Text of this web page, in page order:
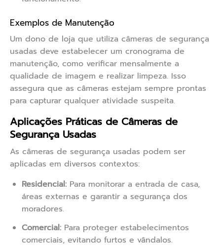
Exemplos de Manutenção
Um dono de loja que utiliza câmeras de segurança
usadas deve estabelecer um cronograma de
manutenção, como verificar mensalmente a
qualidade de imagem e realizar limpeza. Isso
assegura que as câmeras estejam sempre prontas
para capturar qualquer atividade suspeita.
Aplicações Práticas de Câmeras de
Segurança Usadas
As câmeras de segurança usadas podem ser
aplicadas em diversos contextos:
Residencial: Para monitorar a entrada de casa,
áreas externas e garantir a segurança dos
moradores.
Comercial: Para proteger estabelecimentos
comerciais, evitando furtos e vândalos.